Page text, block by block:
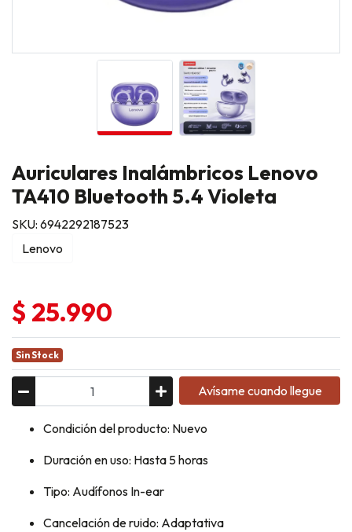
Auriculares Inalámbricos Lenovo
TA410 Bluetooth 5.4 Violeta
SKU: 6942292187523
Lenovo
$ 25.990
Sin Stock
Avísame cuando llegue
Condición del producto: Nuevo
Duración en uso: Hasta 5 horas
Tipo: Audífonos In-ear
Cancelación de ruido: Adaptativa